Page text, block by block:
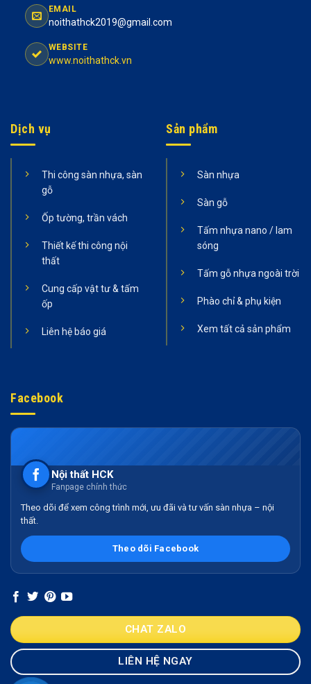
EMAIL
noithathck2019@gmail.com
WEBSITE
www.noithathck.vn
Dịch vụ
Thi công sàn nhựa, sàn
gỗ
Ốp tường, trần vách
Thiết kế thi công nội
thất
Cung cấp vật tư & tấm
ốp
Liên hệ báo giá
Sản phẩm
Sàn nhựa
Sàn gỗ
Tấm nhựa nano / lam
sóng
Tấm gỗ nhựa ngoài trời
Phào chỉ & phụ kiện
Xem tất cả sản phẩm
Facebook
Nội thất HCK
Fanpage chính thức
Theo dõi để xem công trình mới, ưu đãi và tư vấn sàn nhựa – nội
thất.
Theo dõi Facebook
CHAT ZALO
LIÊN HỆ NGAY